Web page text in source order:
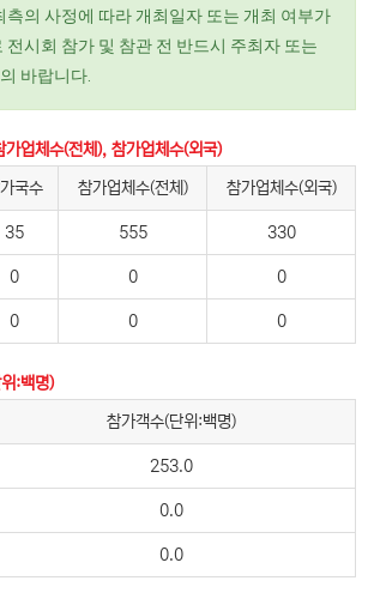
의 사정에 따라 개최일자 또는 개최 여부가
전시회 참가 및 참관 전 반드시 주최자 또는
바랍니다.
업체수(전체), 참가업체수(외국)
국수 참가업체수(전체) 참가업체수(외국)
35 555 330
0 0 0
0 0 0
:백명)
참가객수(단위:백명)
253.0
0.0
0.0